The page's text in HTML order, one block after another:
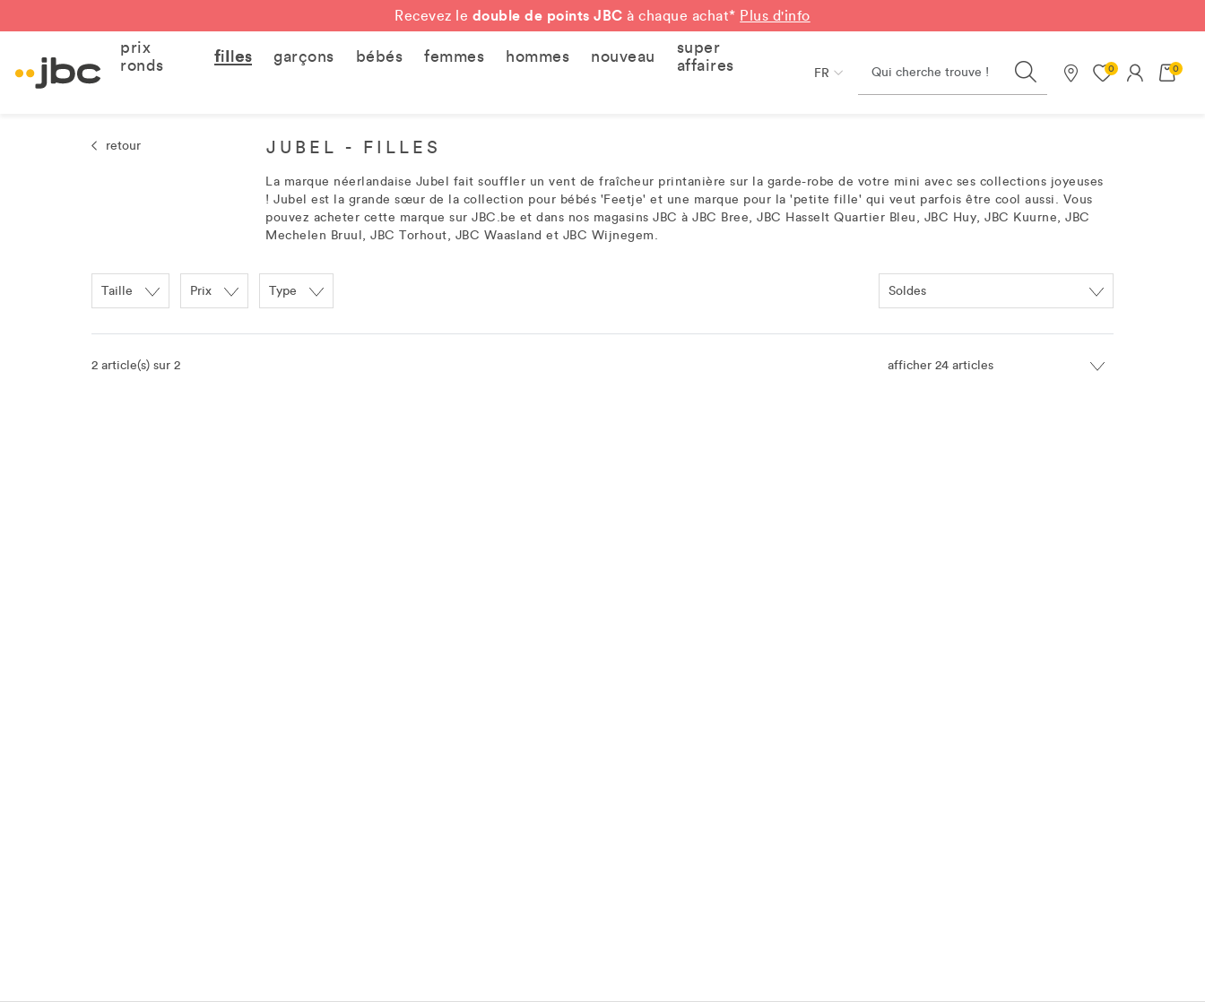
Recevez le double de points JBC à chaque achat* Plus d'info
prix
ronds
filles garçons bébés femmes hommes nouveau
super
affaires
FR Search
Nos magasins
0 0
retour JUBEL - FILLES
La marque néerlandaise Jubel fait souffler un vent de fraîcheur printanière sur la garde-robe de votre mini avec ses collections joyeuses
! Jubel est la grande sœur de la collection pour bébés 'Feetje' et une marque pour la 'petite fille' qui veut parfois être cool aussi. Vous
pouvez acheter cette marque sur JBC.be et dans nos magasins JBC à JBC Bree, JBC Hasselt Quartier Bleu, JBC Huy, JBC Kuurne, JBC
Mechelen Bruul, JBC Torhout, JBC Waasland et JBC Wijnegem.
Taille Prix Type
2 article(s) sur 2